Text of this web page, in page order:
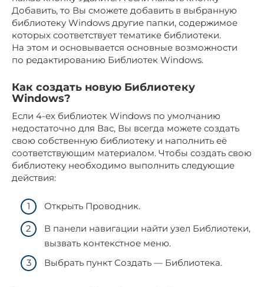
Добавить, то Вы сможете добавить в выбранную
библиотеку Windows другие папки, содержимое
которых соответствует тематике библиотеки.
На этом и основывается основные возможности
по редактированию Библиотек Windows.
Как создать новую Библиотеку
Windows?
Если 4-ех библиотек Windows по умолчанию
недостаточно для Вас, Вы всегда можете создать
свою собственную библиотеку и наполнить её
соответствующим материалом. Чтобы создать свою
библиотеку необходимо выполнить следующие
действия:
Открыть Проводник.
В панели навигации найти узел Библиотеки,
вызвать контекстное меню.
Выбрать пункт Создать — Библиотека.